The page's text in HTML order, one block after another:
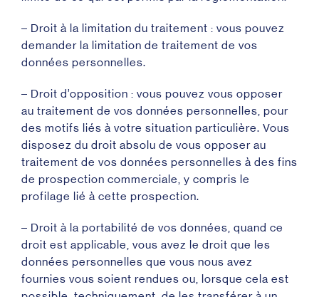
– Droit à la limitation du traitement : vous pouvez
demander la limitation de traitement de vos
données personnelles.
– Droit d’opposition : vous pouvez vous opposer
au traitement de vos données personnelles, pour
des motifs liés à votre situation particulière. Vous
disposez du droit absolu de vous opposer au
traitement de vos données personnelles à des fins
de prospection commerciale, y compris le
profilage lié à cette prospection.
– Droit à la portabilité de vos données, quand ce
droit est applicable, vous avez le droit que les
données personnelles que vous nous avez
fournies vous soient rendues ou, lorsque cela est